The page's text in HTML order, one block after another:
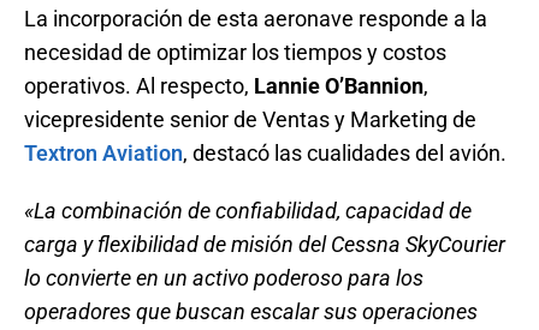
La incorporación de esta aeronave responde a la
necesidad de optimizar los tiempos y costos
operativos. Al respecto, Lannie O’Bannion,
vicepresidente senior de Ventas y Marketing de
Textron Aviation, destacó las cualidades del avión.
«La combinación de confiabilidad, capacidad de
carga y flexibilidad de misión del Cessna SkyCourier
lo convierte en un activo poderoso para los
operadores que buscan escalar sus operaciones